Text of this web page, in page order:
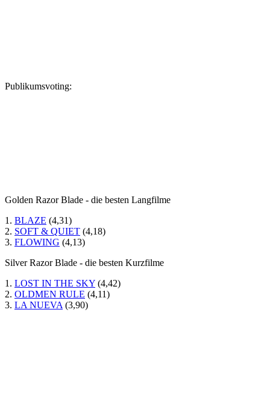
Publikumsvoting:
Golden Razor Blade - die besten Langfilme
1. BLAZE (4,31)
2. SOFT & QUIET (4,18)
3. FLOWING (4,13)
Silver Razor Blade - die besten Kurzfilme
1. LOST IN THE SKY (4,42)
2. OLDMEN RULE (4,11)
3. LA NUEVA (3,90)